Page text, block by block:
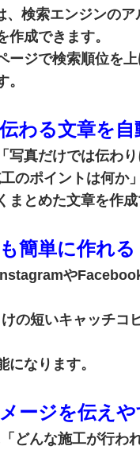
検索エンジンのア
作成できます。
ージで検索順位を
。
わる文章を自
真だけでは伝わ
のポイントは何か
とめた文章を作成
簡単に作れる
や
の短いキャッチコ
になります。
メージを伝え
どんな施工が行わ